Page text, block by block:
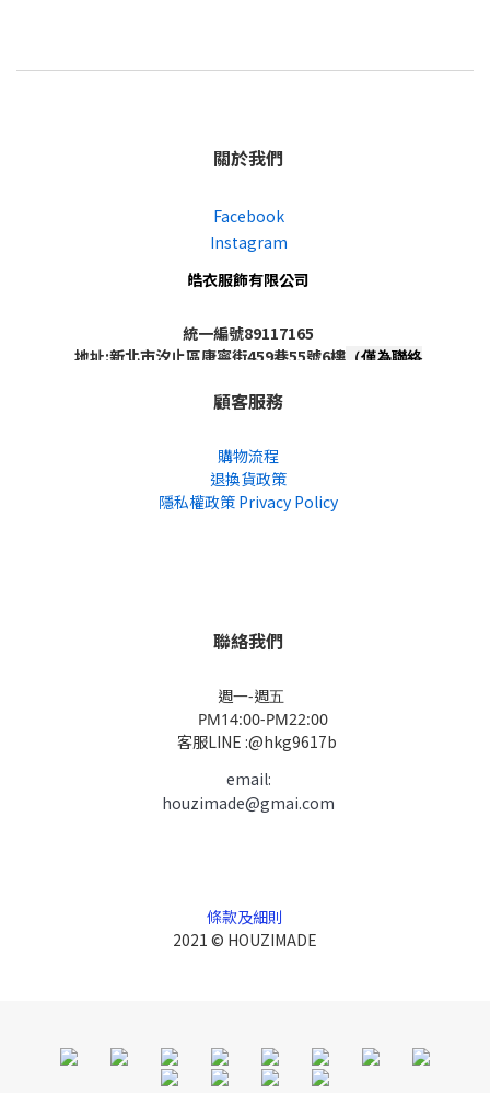
關於我們
Facebook
Instagram
皓衣服飾有限公司
統一編號89117165
地址:新北市汐止區康寧街459巷55號6樓 （僅為聯絡
顧客服務
購物流程
退換貨政策
隱私權政策 Privacy Policy
聯絡我們
週一-週五
PM14:00-PM22:00
客服LINE :@hkg9617b
email:
houzimade@gmai.com
條款及細則
2021 © HOUZIMADE